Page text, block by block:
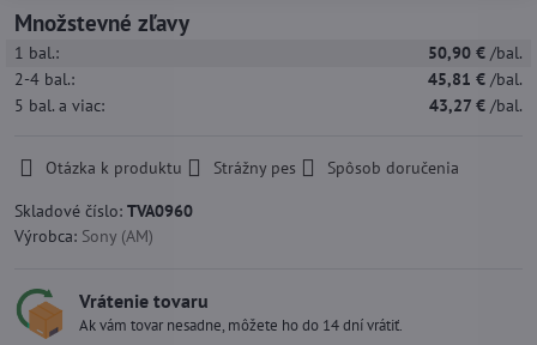
Množstevné zľavy
1 bal.: 50,90 € /bal.
2-4 bal.: 45,81 € /bal.
5 bal. a viac: 43,27 € /bal.
Otázka k produktu Strážny pes
Spôsob doručenia
Skladové číslo: TVA0960
Výrobca: Sony (AM)
Vrátenie tovaru
Ak vám tovar nesadne, môžete ho do 14 dní vrátiť.